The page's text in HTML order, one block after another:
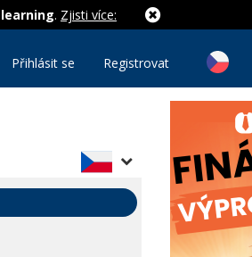
. Zjisti více:
Přihlásit se Registrovat